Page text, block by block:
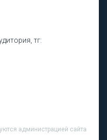
тг:
администрацией сайта